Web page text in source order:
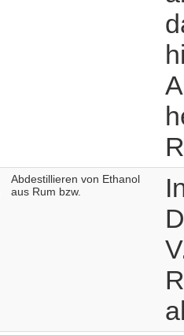
Abdestillieren von Ethanol
aus Rum bzw.